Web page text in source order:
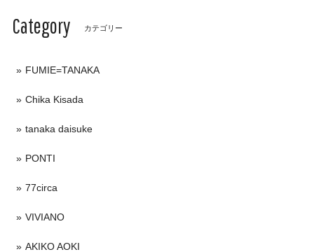
Category カテゴリー
FUMIE=TANAKA
Chika Kisada
tanaka daisuke
PONTI
77circa
VIVIANO
AKIKO AOKI